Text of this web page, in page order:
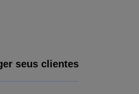
seus clientes